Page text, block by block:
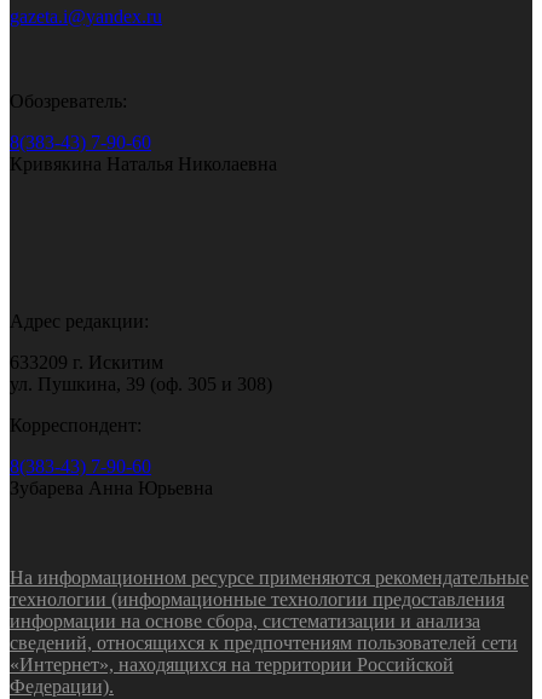
gazeta.i@yandex.ru
Обозреватель:
8(383-43) 7-90-60
Кривякина Наталья Николаевна
Адрес редакции:
633209 г. Искитим
ул. Пушкина, 39 (оф. 305 и 308)
Корреспондент:
8(383-43) 7-90-60
Зубарева Анна Юрьевна
На информационном ресурсе применяются рекомендательные
технологии (информационные технологии предоставления
информации на основе сбора, систематизации и анализа
сведений, относящихся к предпочтениям пользователей сети
«Интернет», находящихся на территории Российской
Федерации).